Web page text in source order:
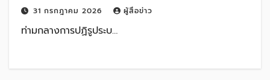
31 กรกฎาคม 2026 ผู้สื่อข่าว
ท่ามกลางการปฏิรูประบ…